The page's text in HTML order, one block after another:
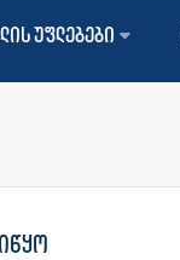
უფლებები